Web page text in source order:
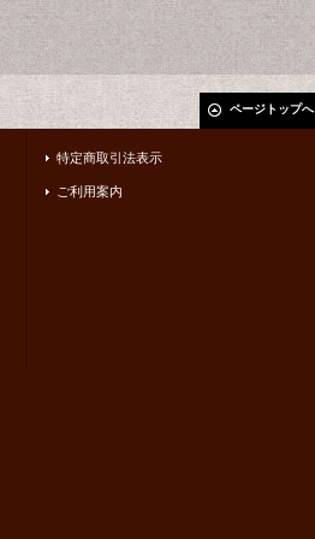
ページトップへ
特定商取引法表示
ご利用案内